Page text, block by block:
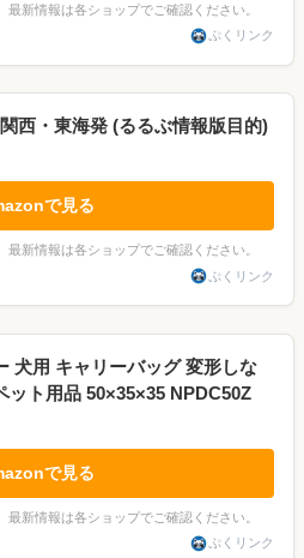
新情報は各ショップでご確認ください。
ぷくリンク
西・東海発 (るるぶ情報版目的)
で見る
新情報は各ショップでご確認ください。
ぷくリンク
犬用 キャリーバッグ 変形しな
ット用品 50×35×35 NPDC50Z
で見る
新情報は各ショップでご確認ください。
ぷくリンク